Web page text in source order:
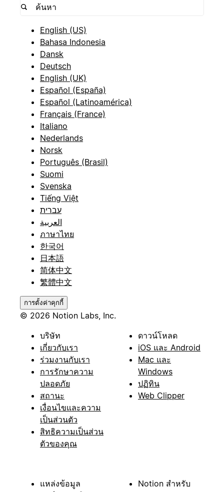
English (US)
Bahasa Indonesia
Dansk
Deutsch
English (UK)
Español (España)
Español (Latinoamérica)
Français (France)
Italiano
Nederlands
Norsk
Português (Brasil)
Suomi
Svenska
Tiếng Việt
עברית
العربية
ภาษาไทย
한국어
日本語
简体中文
繁體中文
การตั้งค่าคุกกี้
© 2026 Notion Labs, Inc.
บริษัท
เกี่ยวกับเรา
ร่วมงานกับเรา
การรักษาความ
ปลอดภัย
สถานะ
เงื่อนไขและความ
เป็นส่วนตัว
สิทธิความเป็นส่วน
ตัวของคุณ
ดาวน์โหลด
iOS และ Android
Mac และ
Windows
ปฏิทิน
Web Clipper
แหล่งข้อมูล
Notion สำหรับ